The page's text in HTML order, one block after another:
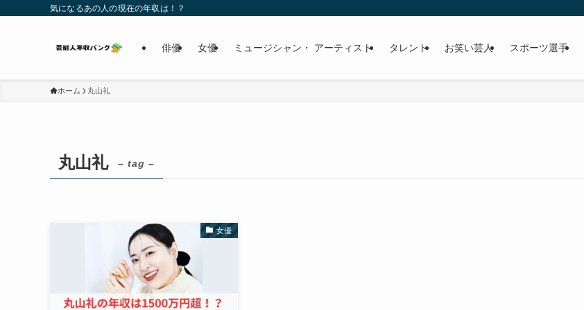
気になるあの人の現在の年収は！？
俳優 女優 ミュージシャン・ アーティスト タレント お笑い芸人 スポーツ選手
ホーム 丸山礼
丸山礼 – tag –
女優